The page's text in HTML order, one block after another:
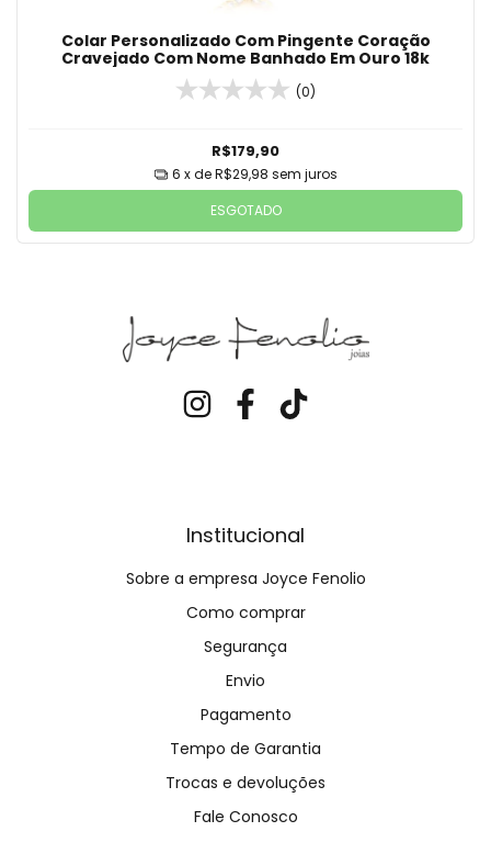
Colar Personalizado Com Pingente Coração
Cravejado Com Nome Banhado Em Ouro 18k
(0)
R$179,90
6 x deR$29,98 sem juros
ESGOTADO
Institucional
Sobre a empresa Joyce Fenolio
Como comprar
Segurança
Envio
Pagamento
Tempo de Garantia
Trocas e devoluções
Fale Conosco